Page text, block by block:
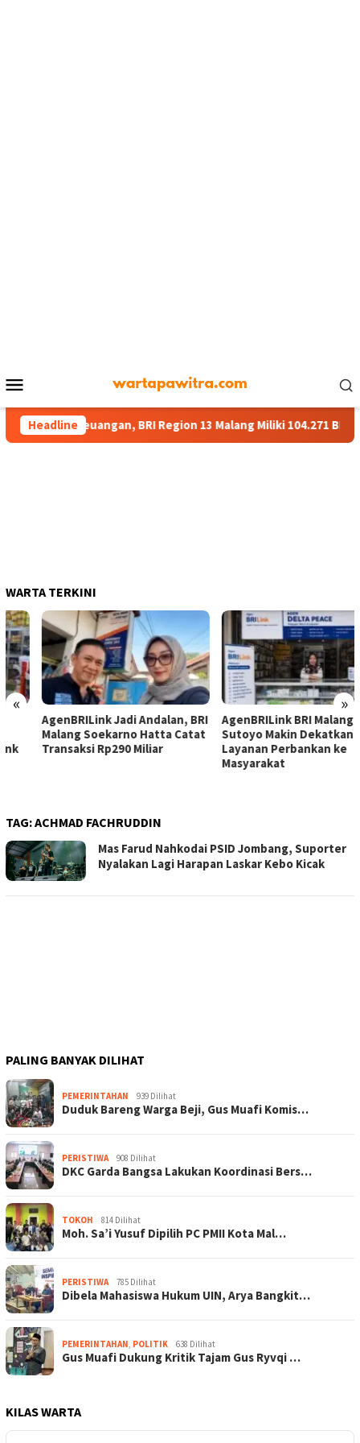
Mobile
Headline
Keuangan, BRI Region 13 Malang Miliki 104.271 BRILink
WARTA TERKINI
« »
AgenBRILink Jadi Andalan, BRI
Malang Soekarno Hatta Catat
Transaksi Rp290 Miliar
AgenBRILink BRI Malang
Sutoyo Makin Dekatkan
Layanan Perbankan ke
Masyarakat
TAG:ACHMAD FACHRUDDIN
Mas Farud Nahkodai PSID Jombang, Suporter
Nyalakan Lagi Harapan Laskar Kebo Kicak
PALING BANYAK DILIHAT
PEMERINTAHAN 939 Dilihat
Duduk Bareng Warga Beji, Gus Muafi Komis…
PERISTIWA 908 Dilihat
DKC Garda Bangsa Lakukan Koordinasi Bers…
TOKOH 814 Dilihat
Moh. Sa’i Yusuf Dipilih PC PMII Kota Mal…
PERISTIWA 785 Dilihat
Dibela Mahasiswa Hukum UIN, Arya Bangkit…
PEMERINTAHAN, POLITIK 638 Dilihat
Gus Muafi Dukung Kritik Tajam Gus Ryvqi …
KILAS WARTA